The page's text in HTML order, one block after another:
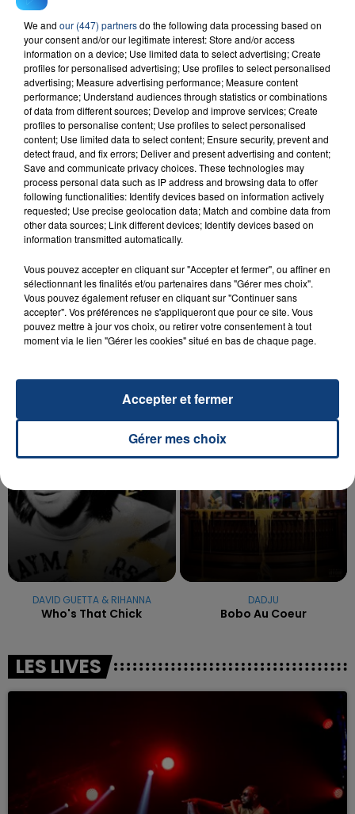
23 juillet 2026
INCENDIE MORTEL À LENS : UNE FEMME ET
SON BÉBÉ ENTRE LA VIE ET LA...
Un homme s'est immolé par le feu après avoir
aspergé sa compagne et leur bébé de trois mois
d'un liquide inflammable.
20 juillet 2026
UNE ADOLESCENTE DEVANT SE FAIRE
OPÉRER DE LA CHEVILLE RESSORT DE LA...
La famille a porté plainte contre la clinique qui a
excuses.
TITRES DIFFUSÉS
DAVID GUETTA & RIHANNA
Who's That Chick
1h10
1h10
DADJU
Bobo Au Coeur
LES LIVES
We and our (447) partnersdo the following data processing based on
your consent and/or our legitimate interest: Store and/or access
information on a device; Use limited data to select advertising; Create
profiles for personalised advertising; Use profiles to select personalised
advertising; Measure advertising performance; Measure content
performance; Understand audiences through statistics or combinations
of data from different sources; Develop and improve services; Create
profiles to personalise content; Use profiles to select personalised
content; Use limited data to select content; Ensure security, prevent and
detect fraud, and fix errors; Deliver and present advertising and content;
Save and communicate privacy choices. These technologies may
process personal data such as IP address and browsing data to offer
following functionalities: Identify devices based on information actively
requested; Use precise geolocation data; Match and combine data from
other data sources; Link different devices; Identify devices based on
information transmitted automatically.
Vous pouvez accepter en cliquant sur "Accepter et fermer", ou affiner en
sélectionnant les finalités et/ou partenaires dans "Gérer mes choix".
Vous pouvez également refuser en cliquant sur "Continuer sans
accepter". Vos préférences ne s'appliqueront que pour ce site. Vous
pouvez mettre à jour vos choix, ou retirer votre consentement à tout
moment via le lien "Gérer les cookies" situé en bas de chaque page.
Gérer mes choix
Accepter et fermer